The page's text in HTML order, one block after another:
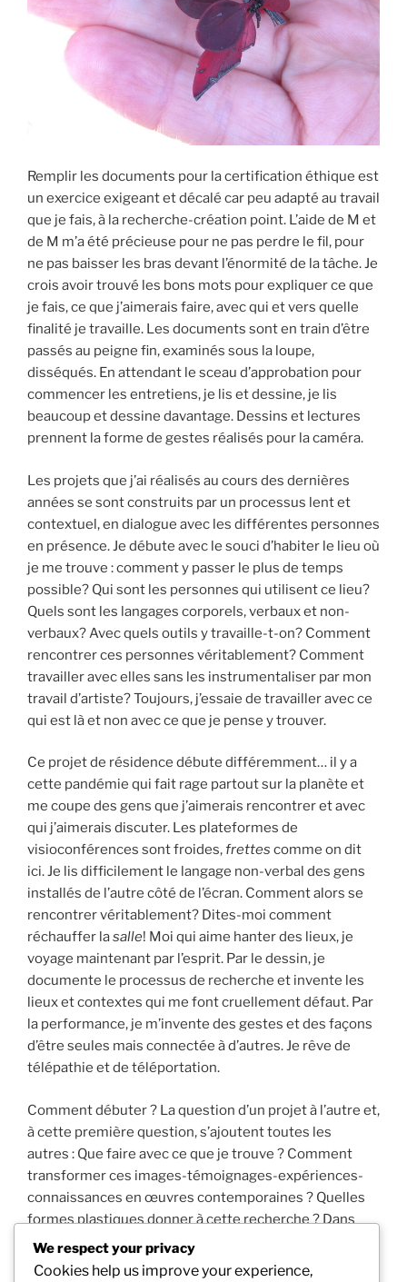
Remplir les documents pour la certification éthique est
un exercice exigeant et décalé car peu adapté au travail
que je fais, à la recherche-création point. L’aide de M et
de M m’a été précieuse pour ne pas perdre le fil, pour
ne pas baisser les bras devant l’énormité de la tâche. Je
crois avoir trouvé les bons mots pour expliquer ce que
je fais, ce que j’aimerais faire, avec qui et vers quelle
finalité je travaille. Les documents sont en train d’être
passés au peigne fin, examinés sous la loupe,
disséqués. En attendant le sceau d’approbation pour
commencer les entretiens, je lis et dessine, je lis
beaucoup et dessine davantage. Dessins et lectures
prennent la forme de gestes réalisés pour la caméra.
Les projets que j’ai réalisés au cours des dernières
années se sont construits par un processus lent et
contextuel, en dialogue avec les différentes personnes
en présence. Je débute avec le souci d’habiter le lieu où
je me trouve : comment y passer le plus de temps
possible? Qui sont les personnes qui utilisent ce lieu?
Quels sont les langages corporels, verbaux et non-
verbaux? Avec quels outils y travaille-t-on? Comment
rencontrer ces personnes véritablement? Comment
travailler avec elles sans les instrumentaliser par mon
travail d’artiste? Toujours, j’essaie de travailler avec ce
qui est là et non avec ce que je pense y trouver.
Ce projet de résidence débute différemment… il y a
cette pandémie qui fait rage partout sur la planète et
me coupe des gens que j’aimerais rencontrer et avec
qui j’aimerais discuter. Les plateformes de
visioconférences sont froides,frettes comme on dit
ici. Je lis difficilement le langage non-verbal des gens
installés de l’autre côté de l’écran. Comment alors se
rencontrer véritablement? Dites-moi comment
réchauffer lasalle! Moi qui aime hanter des lieux, je
voyage maintenant par l’esprit. Par le dessin, je
documente le processus de recherche et invente les
lieux et contextes qui me font cruellement défaut. Par
la performance, je m’invente des gestes et des façons
d’être seules mais connectée à d’autres. Je rêve de
télépathie et de téléportation.
Comment débuter ? La question d’un projet à l’autre et,
à cette première question, s’ajoutent toutes les
autres : Que faire avec ce que je trouve ? Comment
transformer ces images-témoignages-expériences-
connaissances en œuvres contemporaines ? Quelles
formes plastiques donner à cette recherche ? Dans
quel but ? Pour les partager avec qui ? Ouf!
We respect your privacy
Cookies help us improve your experience,